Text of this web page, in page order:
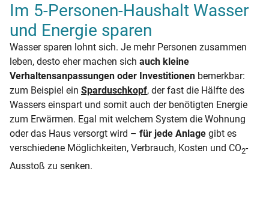
Im 5-Personen-Haushalt Wasser
und Energie sparen
Wasser sparen lohnt sich. Je mehr Personen zusammen
leben, desto eher machen sich auch kleine
Verhaltensanpassungen oder Investitionen bemerkbar:
zum Beispiel ein Sparduschkopf, der fast die Hälfte des
Wassers einspart und somit auch der benötigten Energie
zum Erwärmen. Egal mit welchem System die Wohnung
oder das Haus versorgt wird – für jede Anlage gibt es
verschiedene Möglichkeiten, Verbrauch, Kosten und CO2-
Ausstoß zu senken.